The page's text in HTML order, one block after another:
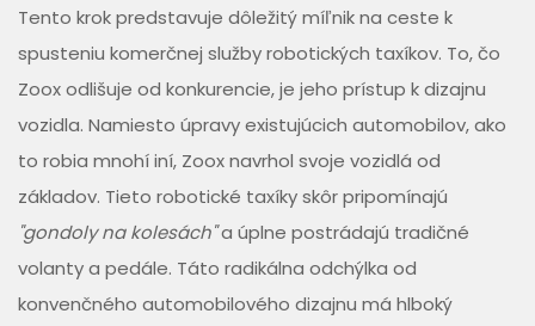
Tento krok predstavuje dôležitý míľnik na ceste k
spusteniu komerčnej služby robotických taxíkov. To, čo
Zoox odlišuje od konkurencie, je jeho prístup k dizajnu
vozidla. Namiesto úpravy existujúcich automobilov, ako
to robia mnohí iní, Zoox navrhol svoje vozidlá od
základov. Tieto robotické taxíky skôr pripomínajú
"gondoly na kolesách"a úplne postrádajú tradičné
volanty a pedále. Táto radikálna odchýlka od
konvenčného automobilového dizajnu má hlboký